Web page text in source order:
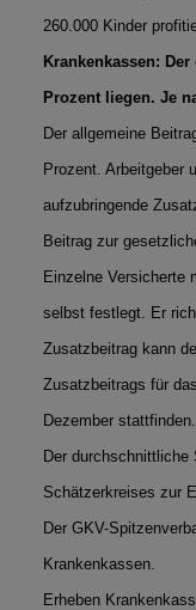
260.000 Kinder
Krankenkassen:
Prozent liegen. Je
Der allgemeine
Prozent. Arbeitgeber
aufzubringende
Beitrag zur
Einzelne Versicherte
selbst festlegt. Er
Zusatzbeitrag kann
Zusatzbeitrags für
Dezember stattfinden.
Der
Schätzerkreises zur
Der GKV-
Krankenkassen.
Erheben